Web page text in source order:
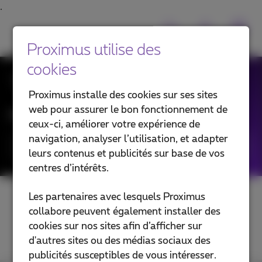
Filtrer les news par :
Catégories
Proximus utilise des
cookies
Proximus installe des cookies sur ses sites
web pour assurer le bon fonctionnement de
ceux-ci, améliorer votre expérience de
navigation, analyser l’utilisation, et adapter
leurs contenus et publicités sur base de vos
centres d’intérêts.
Les partenaires avec lesquels Proximus
collabore peuvent également installer des
cookies sur nos sites afin d’afficher sur
d'autres sites ou des médias sociaux des
publicités susceptibles de vous intéresser.